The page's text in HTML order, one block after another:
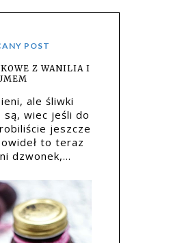
POST
Z WANILIA I
ale śliwki
są, wiec jeśli do
jeszcze
to teraz
dzwonek,...